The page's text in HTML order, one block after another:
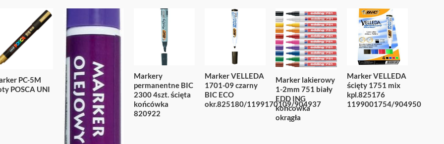
PC-5M
POSCA UNI
Markery
permanentne BIC
2300 4szt. ścięta
końcówka
820922
Marker VELLEDA
1701-09 czarny
BIC ECO
okr.825180/1199170109/904937
Marker lakierowy
1-2mm 751 biały
EDD ING
końcowka
okrągła
Marker VELLEDA
ścięty 1751 mix
kpl.825176
1199001754/904950